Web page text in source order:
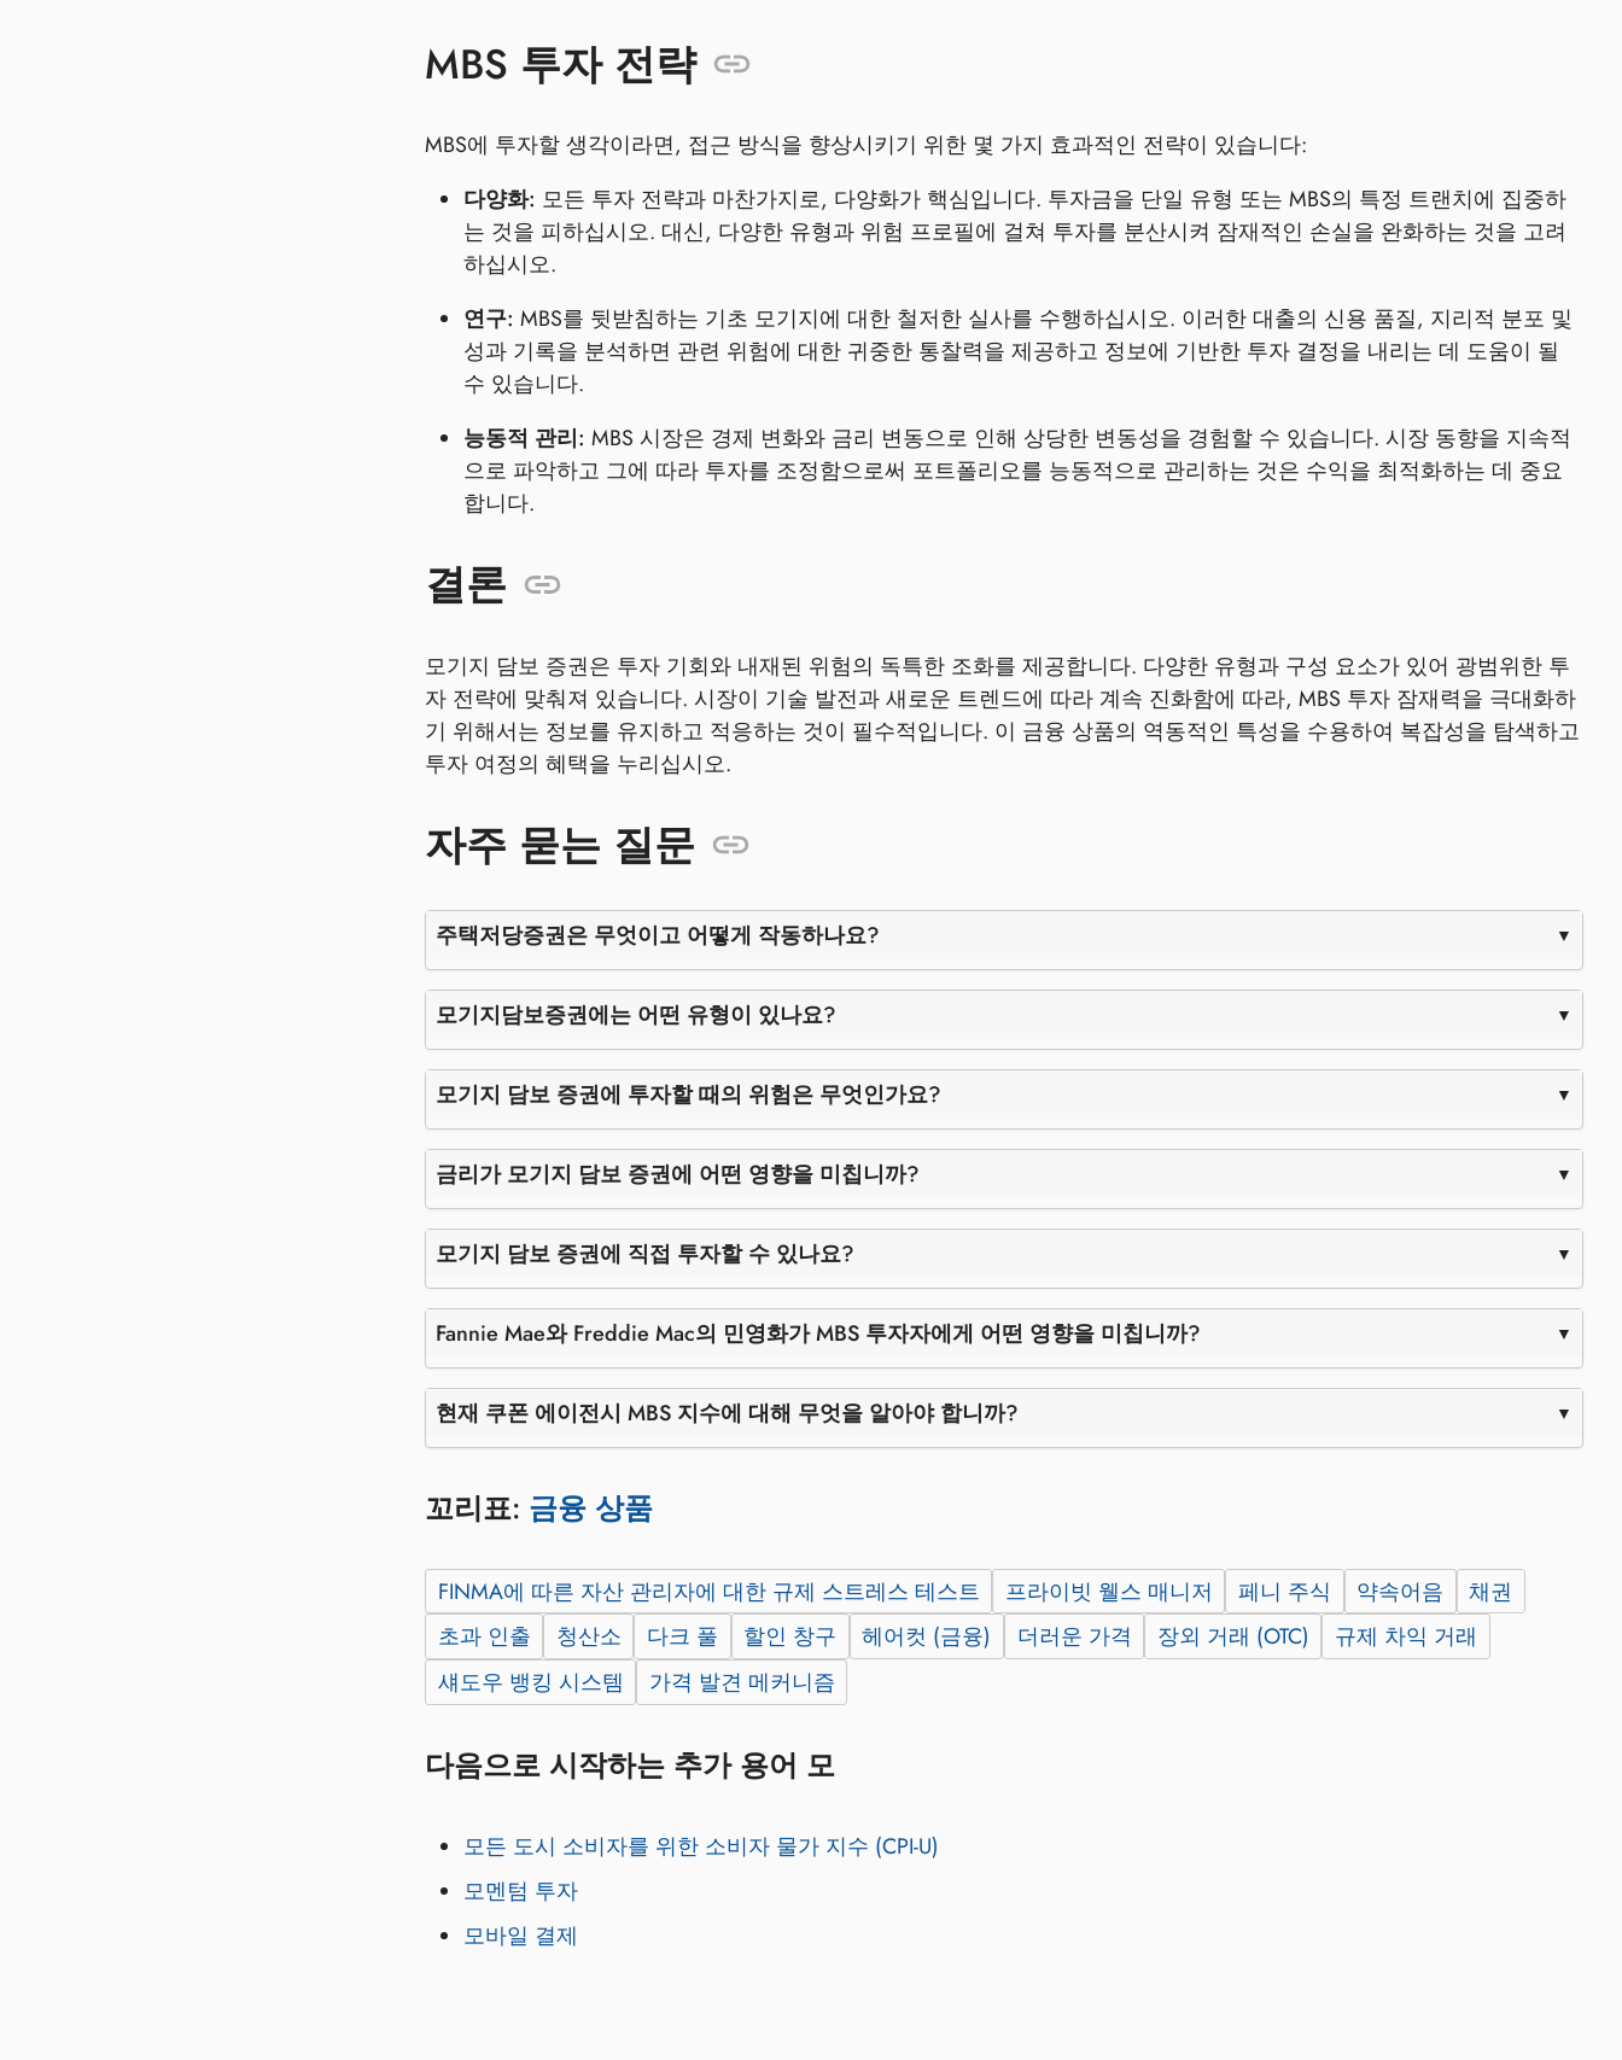
MBS 투자 전략
MBS에 투자할 생각이라면, 접근 방식을 향상시키기 위한 몇 가지 효과적인 전략이 있습니다:
다양화: 모든 투자 전략과 마찬가지로, 다양화가 핵심입니다. 투자금을 단일 유형 또는 MBS의 특정 트랜치에 집중하
는 것을 피하십시오. 대신, 다양한 유형과 위험 프로필에 걸쳐 투자를 분산시켜 잠재적인 손실을 완화하는 것을 고려
하십시오.
연구: MBS를 뒷받침하는 기초 모기지에 대한 철저한 실사를 수행하십시오. 이러한 대출의 신용 품질, 지리적 분포 및
성과 기록을 분석하면 관련 위험에 대한 귀중한 통찰력을 제공하고 정보에 기반한 투자 결정을 내리는 데 도움이 될
수 있습니다.
능동적 관리: MBS 시장은 경제 변화와 금리 변동으로 인해 상당한 변동성을 경험할 수 있습니다. 시장 동향을 지속적
으로 파악하고 그에 따라 투자를 조정함으로써 포트폴리오를 능동적으로 관리하는 것은 수익을 최적화하는 데 중요
합니다.
결론
모기지 담보 증권은 투자 기회와 내재된 위험의 독특한 조화를 제공합니다. 다양한 유형과 구성 요소가 있어 광범위한 투
자 전략에 맞춰져 있습니다. 시장이 기술 발전과 새로운 트렌드에 따라 계속 진화함에 따라, MBS 투자 잠재력을 극대화하
기 위해서는 정보를 유지하고 적응하는 것이 필수적입니다. 이 금융 상품의 역동적인 특성을 수용하여 복잡성을 탐색하고
투자 여정의 혜택을 누리십시오.
자주 묻는 질문
주택저당증권은 무엇이고 어떻게 작동하나요?
모기지담보증권에는 어떤 유형이 있나요?
모기지 담보 증권에 투자할 때의 위험은 무엇인가요?
금리가 모기지 담보 증권에 어떤 영향을 미칩니까?
모기지 담보 증권에 직접 투자할 수 있나요?
Fannie Mae와 Freddie Mac의 민영화가 MBS 투자자에게 어떤 영향을 미칩니까?
현재 쿠폰 에이전시 MBS 지수에 대해 무엇을 알아야 합니까?
꼬리표: 금융 상품
FINMA에 따른 자산 관리자에 대한 규제 스트레스 테스트 프라이빗 웰스 매니저 페니 주식 약속어음
채권
초과 인출
청산소 다크 풀 할인 창구 헤어컷 (금융) 더러운 가격 장외 거래 (OTC)
규제 차익 거래
섀도우 뱅킹 시스템
가격 발견 메커니즘
다음으로 시작하는 추가 용어 모
모든 도시 소비자를 위한 소비자 물가 지수 (CPI-U)
모멘텀 투자
모바일 결제